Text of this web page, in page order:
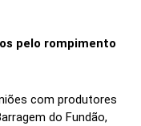
pelo rompimento
com produtores
do Fundão,